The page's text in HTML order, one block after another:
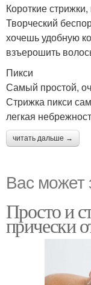
Короткие
Творческий
хочешь удобную
взъерошить
Пикси
Самый простой,
Стрижка пикси
легкая
читать дальше →
Вас может
Просто и
прически